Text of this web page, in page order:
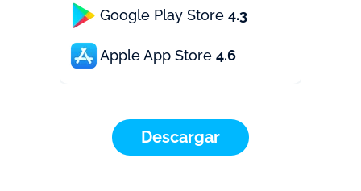
Google Play Store 4.3
Apple App Store 4.6
Descargar